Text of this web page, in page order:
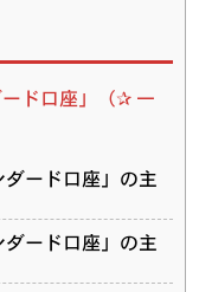
ド口座」（✰ 一
ード口座」の主
ード口座」の主